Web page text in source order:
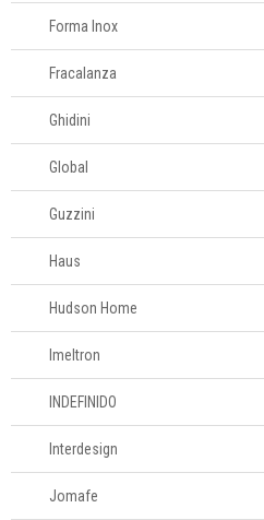
Forma Inox
Fracalanza
Ghidini
Global
Guzzini
Haus
Hudson Home
Imeltron
INDEFINIDO
Interdesign
Jomafe